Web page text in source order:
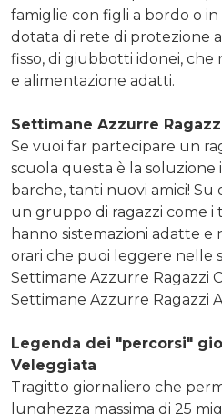
famiglie con figli a bordo o
dotata di rete di protezione
fisso, di giubbotti idonei, che
e alimentazione adatti.
Settimane Azzurre
Se vuoi far partecipare un
scuola questa è la soluzione
barche, tanti nuovi amici!
un gruppo di ragazzi come i
hanno sistemazioni adatte e
orari che puoi leggere nelle
Settimane Azzurre Ragazzi
Settimane Azzurre Ragazzi
Legenda dei "percorsi"
Veleggiata
Tragitto giornaliero che
lunghezza massima di 25